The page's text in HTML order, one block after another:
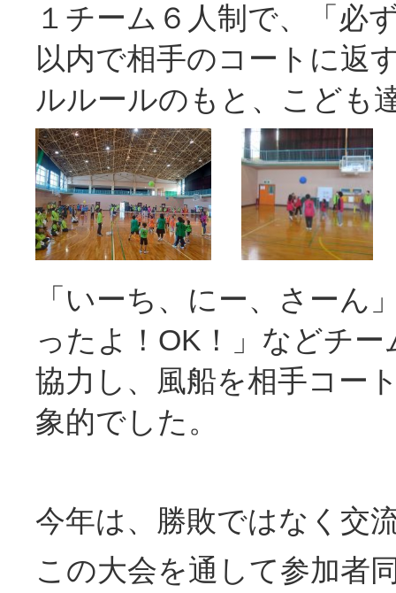
１チーム６人制で、「必
以内で相手のコートに返
ルルールのもと、こども
「いーち、にー、さーん
ったよ！OK！」などチ
協力し、風船を相手コー
象的でした。
今年は、勝敗ではなく交
この大会を通して参加者